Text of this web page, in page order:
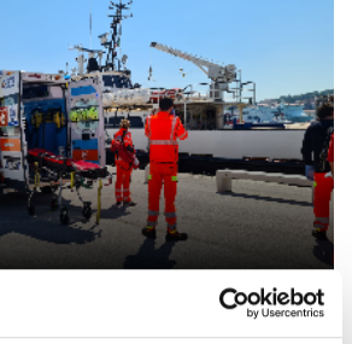
e centra uno scoglio: